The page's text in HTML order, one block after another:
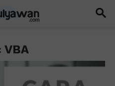
VBA